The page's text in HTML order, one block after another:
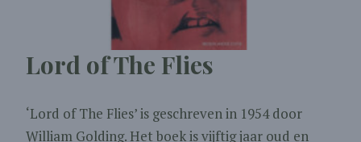
Lord of The Flies
‘Lord of The Flies’ is geschreven in 1954 door
William Golding. Het boek is vijftig jaar oud en